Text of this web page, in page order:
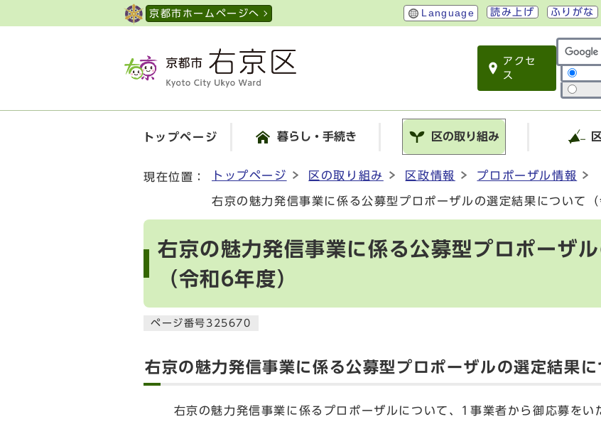
京都市ホームページへ Language 読み上げ ふりがな
アクセ
ス
サイト
トップページ 暮らし・手続き 区の取り組み
現在位置： トップページ 区の取り組み 区政情報 プロポーザル情報
右京の魅力発信事業に係る公募型プロポーザルの選定結果について（
右京の魅力発信事業に係る公募型プロポーザ
（令和6年度）
ページ番号325670
右京の魅力発信事業に係る公募型プロポーザルの選定結果に
右京の魅力発信事業に係るプロポーザルについて、1事業者から御応募をい